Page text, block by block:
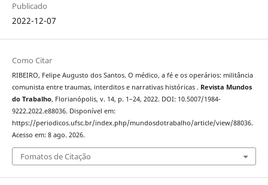
Publicado
2022-12-07
Como Citar
RIBEIRO, Felipe Augusto dos Santos. O médico, a fé e os operários: militância
comunista entre traumas, interditos e narrativas históricas . Revista Mundos
do Trabalho, Florianópolis, v. 14, p. 1–24, 2022. DOI: 10.5007/1984-
9222.2022.e88036. Disponível em:
https://periodicos.ufsc.br/index.php/mundosdotrabalho/article/view/88036.
Acesso em: 8 ago. 2026.
Fomatos de Citação